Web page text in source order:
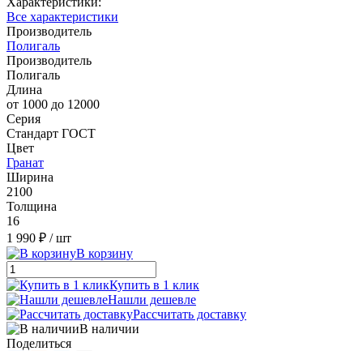
Все характеристики
Производитель
Полигаль
Производитель
Полигаль
Длина
от 1000 до 12000
Серия
Стандарт ГОСТ
Цвет
Гранат
Ширина
2100
Толщина
16
1 990 ₽ / шт
В корзину
Купить в 1 клик
Нашли дешевле
Рассчитать доставку
В наличии
Поделиться